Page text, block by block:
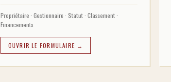
Propriétaire · Gestionnaire · Statut · Classement ·
Financements
OUVRIR LE FORMULAIRE →